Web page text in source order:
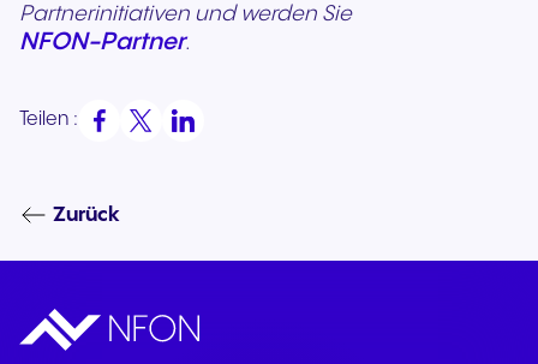
Partnerinitiativen und werden Sie
NFON-Partner.
Teilen :
Zurück